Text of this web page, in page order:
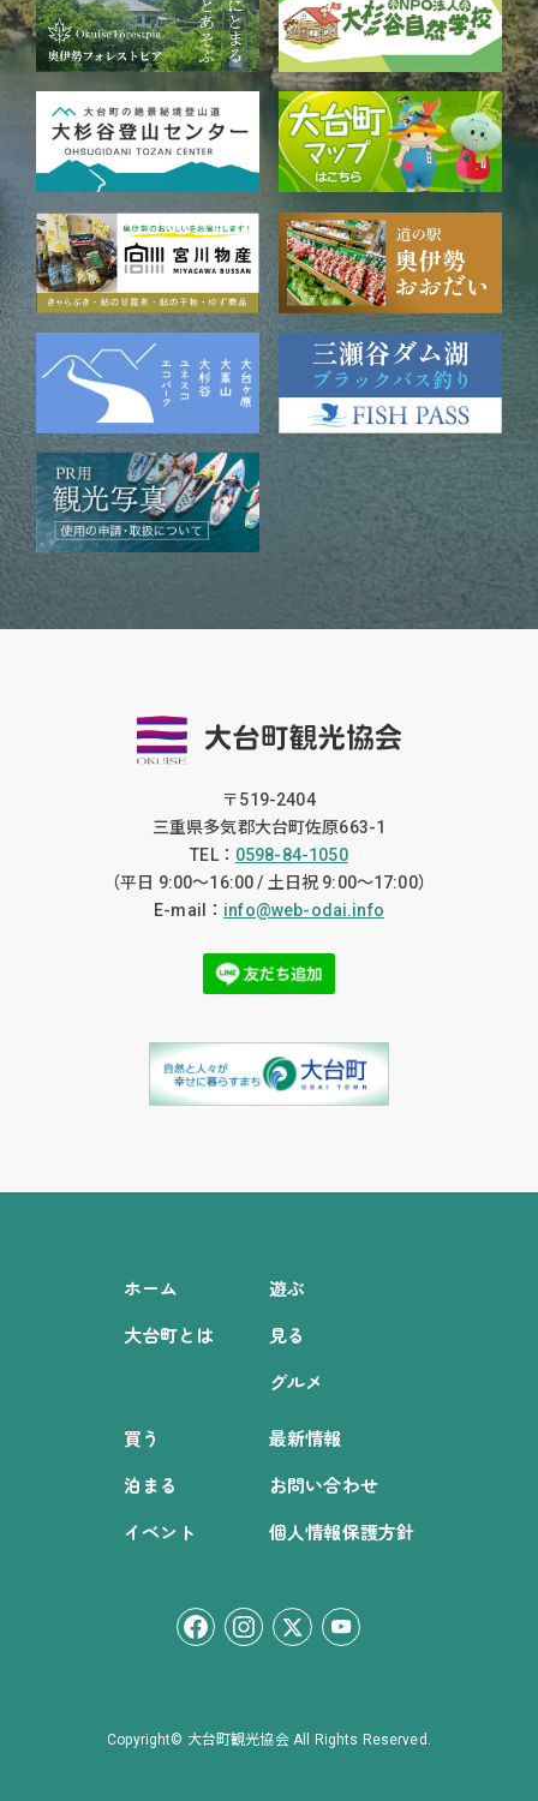
〒519-2404
三重県多気郡大台町佐原663-1
TEL： 0598-84-1050
（平日 9:00〜16:00 / 土日祝 9:00〜17:00）
E-mail： info@web-odai.info
ホーム
大台町とは
遊ぶ
見る
グルメ
買う
泊まる
イベント
最新情報
お問い合わせ
個人情報保護方針
Copyright© 大台町観光協会 All Rights Reserved.